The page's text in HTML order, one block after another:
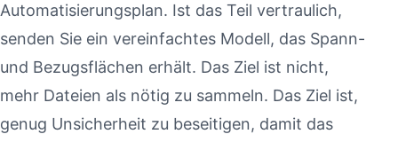
Automatisierungsplan. Ist das Teil vertraulich,
senden Sie ein vereinfachtes Modell, das Spann-
und Bezugsflächen erhält. Das Ziel ist nicht,
mehr Dateien als nötig zu sammeln. Das Ziel ist,
genug Unsicherheit zu beseitigen, damit das